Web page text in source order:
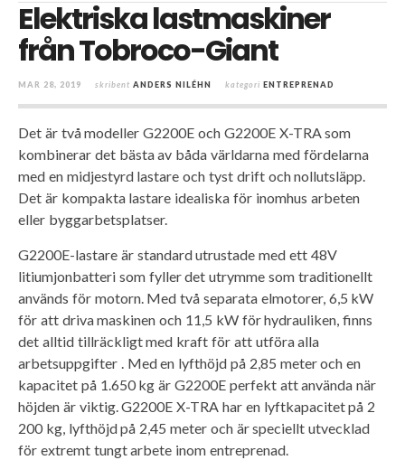
Elektriska lastmaskiner
från Tobroco-Giant
MAR 28, 2019 skribent ANDERS NILÉHN kategori ENTREPRENAD
Det är två modeller G2200E och G2200E X-TRA som
kombinerar det bästa av båda världarna med fördelarna
med en midjestyrd lastare och tyst drift och nollutsläpp.
Det är kompakta lastare idealiska för inomhus arbeten
eller byggarbetsplatser.
G2200E-lastare är standard utrustade med ett 48V
litiumjonbatteri som fyller det utrymme som traditionellt
används för motorn. Med två separata elmotorer, 6,5 kW
för att driva maskinen och 11,5 kW för hydrauliken, finns
det alltid tillräckligt med kraft för att utföra alla
arbetsuppgifter . Med en lyfthöjd på 2,85 meter och en
kapacitet på 1.650 kg är G2200E perfekt att använda när
höjden är viktig. G2200E X-TRA har en lyftkapacitet på 2
200 kg, lyfthöjd på 2,45 meter och är speciellt utvecklad
för extremt tungt arbete inom entreprenad.